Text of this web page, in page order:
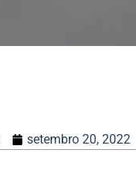
setembro 20, 2022